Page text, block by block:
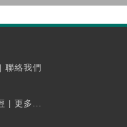
| 聯絡我們
| 更多...